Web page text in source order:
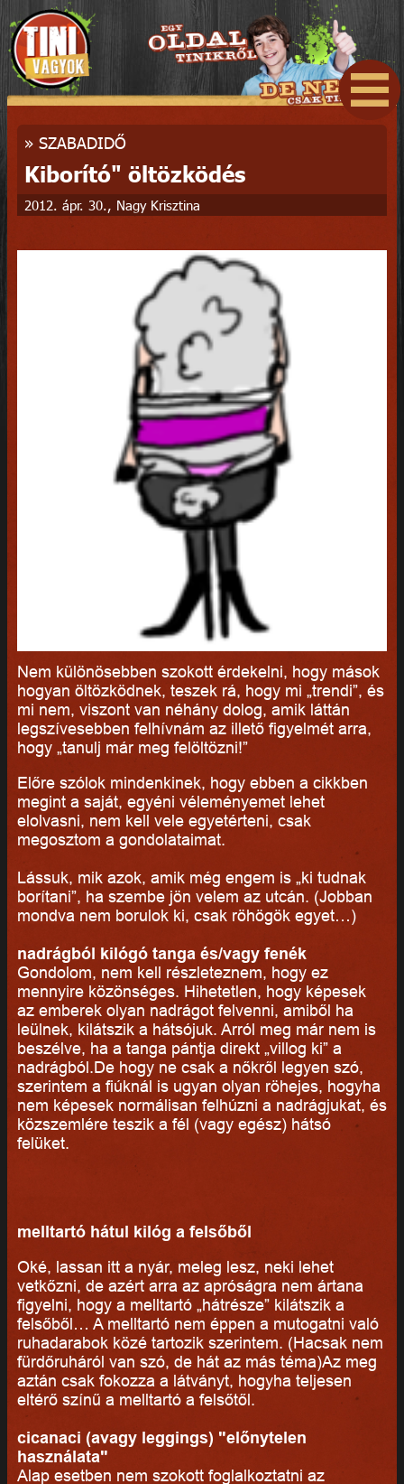
» SZABADIDŐ
Kiborító" öltözködés
2012. ápr. 30., Nagy Krisztina
Nem különösebben szokott érdekelni, hogy mások
hogyan öltözködnek, teszek rá, hogy mi „trendi”, és
mi nem, viszont van néhány dolog, amik láttán
legszívesebben felhívnám az illető figyelmét arra,
hogy „tanulj már meg felöltözni!”
Előre szólok mindenkinek, hogy ebben a cikkben
megint a saját, egyéni véleményemet lehet
elolvasni, nem kell vele egyetérteni, csak
megosztom a gondolataimat.
Lássuk, mik azok, amik még engem is „ki tudnak
borítani”, ha szembe jön velem az utcán. (Jobban
mondva nem borulok ki, csak röhögök egyet…)
nadrágból kilógó tanga és/vagy fenék
Gondolom, nem kell részleteznem, hogy ez
mennyire közönséges. Hihetetlen, hogy képesek
az emberek olyan nadrágot felvenni, amiből ha
leülnek, kilátszik a hátsójuk. Arról meg már nem is
beszélve, ha a tanga pántja direkt „villog ki” a
nadrágból.De hogy ne csak a nőkről legyen szó,
szerintem a fiúknál is ugyan olyan röhejes, hogyha
nem képesek normálisan felhúzni a nadrágjukat, és
közszemlére teszik a fél (vagy egész) hátsó
felüket.
melltartó hátul kilóg a felsőből
Oké, lassan itt a nyár, meleg lesz, neki lehet
vetkőzni, de azért arra az apróságra nem ártana
figyelni, hogy a melltartó „hátrésze” kilátszik a
felsőből… A melltartó nem éppen a mutogatni való
ruhadarabok közé tartozik szerintem. (Hacsak nem
fürdőruháról van szó, de hát az más téma)Az meg
aztán csak fokozza a látványt, hogyha teljesen
eltérő színű a melltartó a felsőtől.
cicanaci (avagy leggings) "előnytelen
használata"
Alap esetben nem szokott foglalkoztatni az